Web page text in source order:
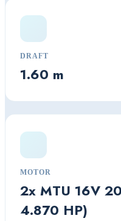
DRAFT
1.60 m
MOTOR
2x MTU 16V
4.870 HP)